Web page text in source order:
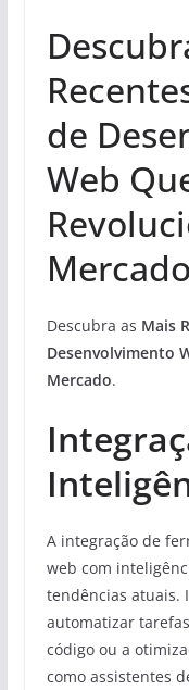
de
Web
Mercado
Descubra as Mais
Desenvolvimento
Mercado.
A integração de
web com
tendências atuais.
automatizar
código ou a
como assistentes